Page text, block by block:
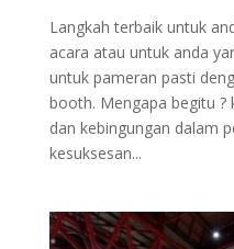
Langkah terbaik untuk
acara atau untuk anda
untuk pameran pasti
booth. Mengapa begitu ?
dan kebingungan dalam
kesuksesan...